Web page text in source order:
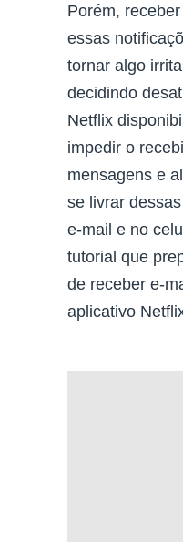
Porém,
essas
tornar algo
decidindo
Netflix
impedir o
mensagens e
se livrar
e-mail e no
tutorial que
de receber e-
aplicativo